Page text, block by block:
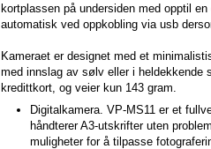
kortplassen på undersiden med opptil
automatisk ved oppkobling via usb
Kameraet er designet med et
med innslag av sølv eller i heldekkende
kredittkort, og veier kun 143 gram.
Digitalkamera. VP-MS11 er et
håndterer A3-utskrifter uten
muligheter for å tilpasse